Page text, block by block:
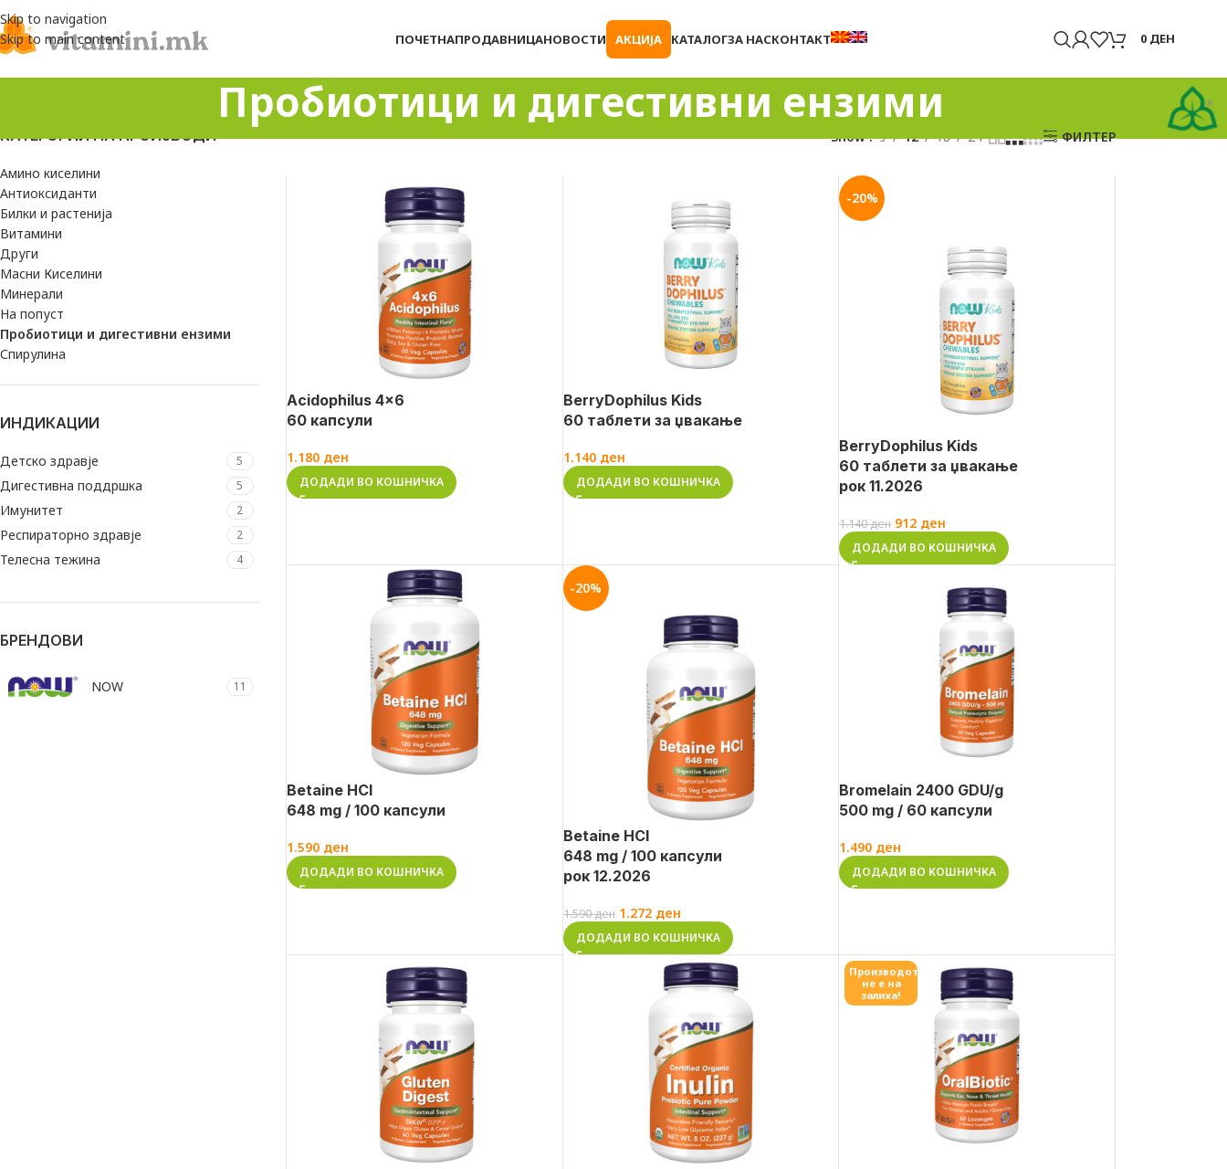
Skip to navigation
Skip to main content
ПОЧЕТНАПРОДАВНИЦАНОВОСТИ АКЦИЈА КАТАЛОГЗА НАСКОНТАКТ 0 ДЕН
Пробиотици и дигестивни ензими
КАТЕГОРИИ НА ПРОИЗВОДИ
Амино киселини
Антиоксиданти
Билки и растенија
Витамини
Други
Масни Киселини
Минерали
На попуст
Пробиотици и дигестивни ензими
Спирулина
ИНДИКАЦИИ
Детско здравје 5
Дигестивна поддршка 5
Имунитет 2
Респираторно здравје 2
Телесна тежина 4
БРЕНДОВИ
NOW 11
Show 9 12 18 24 ФИЛТЕР
Acidophilus 4×6
60 капсули
1.180 ден
ДОДАДИ ВО КОШНИЧКА
BerryDophilus Kids
60 таблети за џвакање
1.140 ден
ДОДАДИ ВО КОШНИЧКА
-20%
BerryDophilus Kids
60 таблети за џвакање
рок 11.2026
1.140ден 912 ден
ДОДАДИ ВО КОШНИЧКА
Betaine HCl
648 mg / 100 капсули
1.590 ден
ДОДАДИ ВО КОШНИЧКА
-20%
Betaine HCl
648 mg / 100 капсули
рок 12.2026
1.590ден 1.272 ден
ДОДАДИ ВО КОШНИЧКА
Bromelain 2400 GDU/g
500 mg / 60 капсули
1.490 ден
ДОДАДИ ВО КОШНИЧКА
Производот
не е на
залиха!